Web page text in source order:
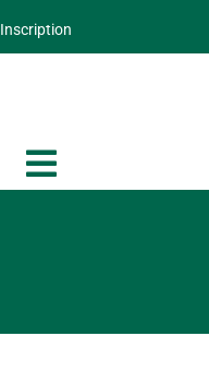
Inscription